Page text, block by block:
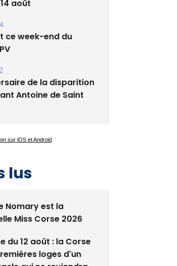
août
ce week-end du
de la disparition
Antoine de Saint
lus
Nomary est la
Miss Corse 2026
du 12 août : la Corse
loges d'un